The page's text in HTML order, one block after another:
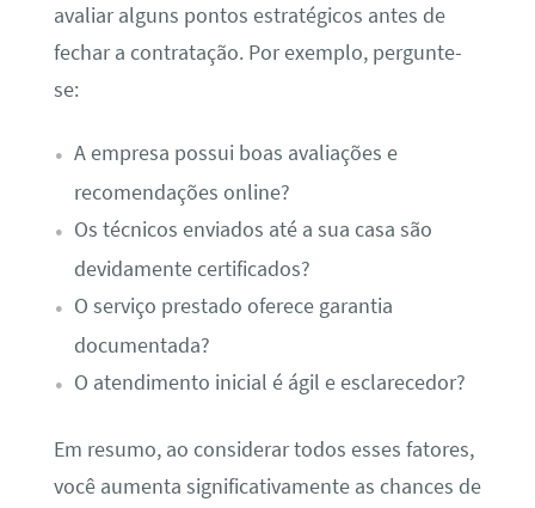
avaliar alguns pontos estratégicos antes de
fechar a contratação. Por exemplo, pergunte-
se:
A empresa possui boas avaliações e
recomendações online?
Os técnicos enviados até a sua casa são
devidamente certificados?
O serviço prestado oferece garantia
documentada?
O atendimento inicial é ágil e esclarecedor?
Em resumo, ao considerar todos esses fatores,
você aumenta significativamente as chances de